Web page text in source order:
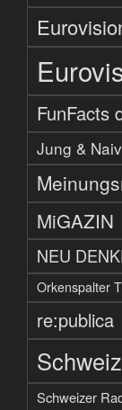
FunFacts
Jung & Naiv
MiGAZIN
NEU
Orkenspalter
re:publica
Schweizer